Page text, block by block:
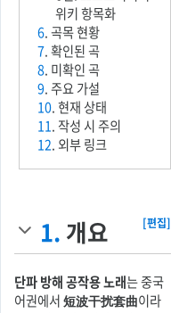
위키 항목화
6. 곡목 현황
7. 확인된 곡
8. 미확인 곡
9. 주요 가설
10. 현재 상태
11. 작성 시 주의
12. 외부 링크
1. 개요 [편집]
단파 방해 공작용 노래는 중국
어권에서短波干扰套曲이라